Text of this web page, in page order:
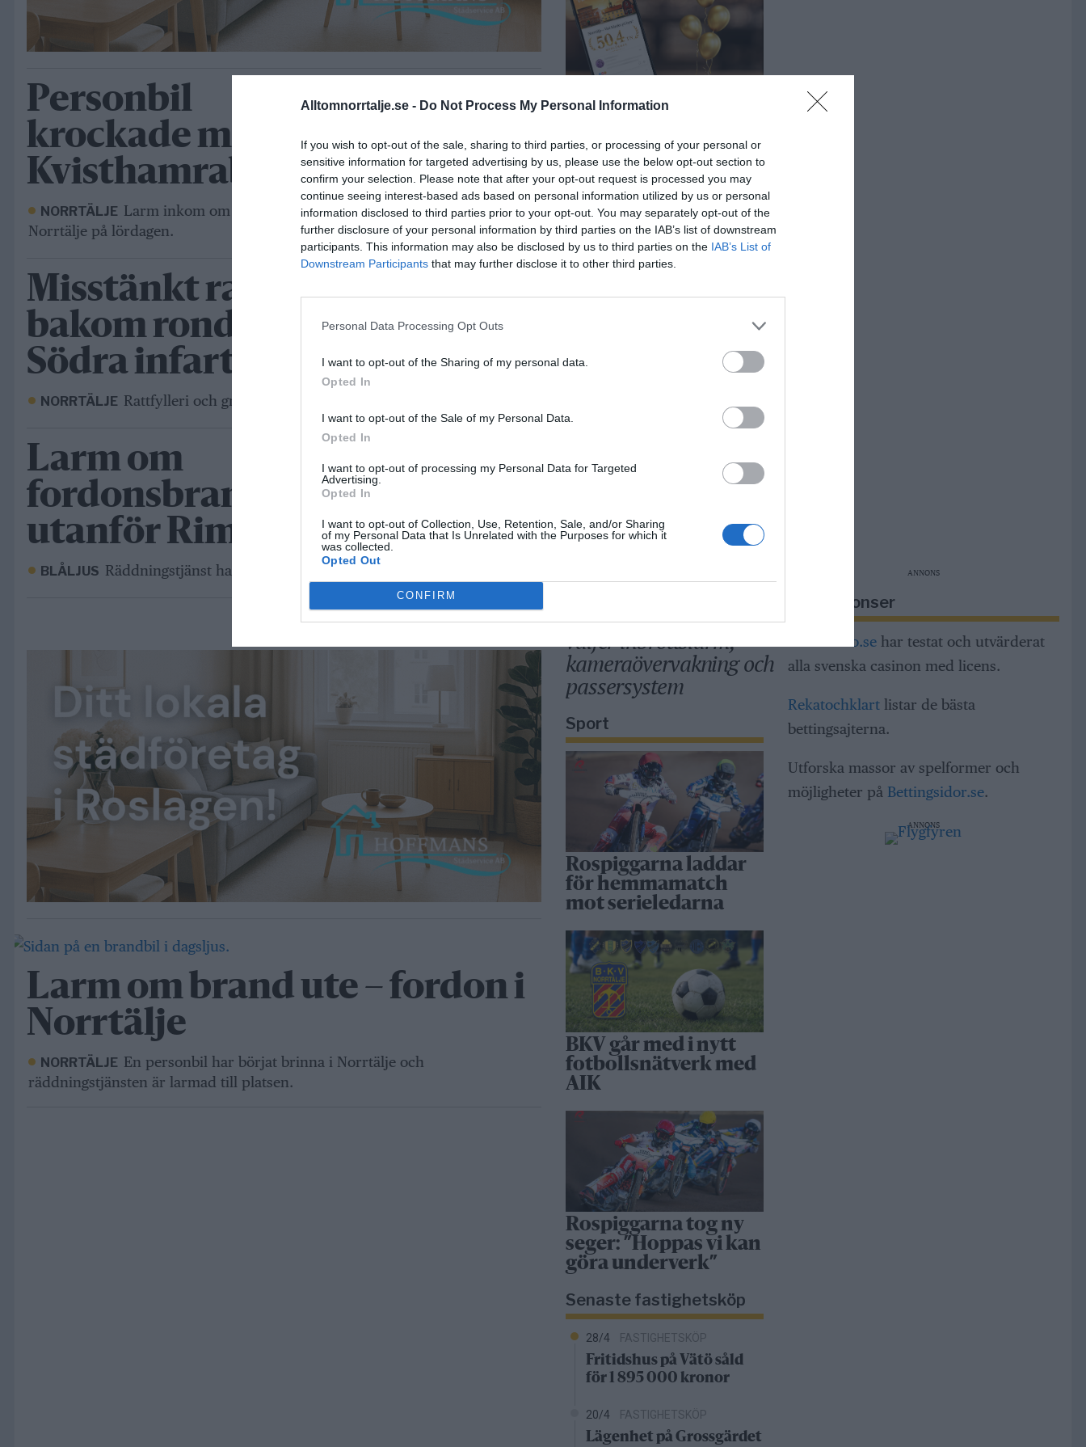
Alltomnorrtalje.se - Do Not Process My Personal Information
If you wish to opt-out of the sale, sharing to third parties, or processing of your personal or
sensitive information for targeted advertising by us, please use the below opt-out section to
confirm your selection. Please note that after your opt-out request is processed you may
continue seeing interest-based ads based on personal information utilized by us or personal
information disclosed to third parties prior to your opt-out. You may separately opt-out of the
further disclosure of your personal information by third parties on the IAB’s list of downstream
participants. This information may also be disclosed by us to third parties on the IAB’s List of
Downstream Participants that may further disclose it to other third parties.
Personal Data Processing Opt Outs
I want to opt-out of the Sharing of my personal data.
Opted In
I want to opt-out of the Sale of my Personal Data.
Opted In
I want to opt-out of processing my Personal Data for Targeted
Advertising.
Opted In
I want to opt-out of Collection, Use, Retention, Sale, and/or Sharing
of my Personal Data that Is Unrelated with the Purposes for which it
was collected.
Opted Out
CONFIRM
Personbil
krockade med älg vid
Kvisthamrabacken
NORRTÄLJE Larm inkom om en singelolycka på Carl Bondes väg i
Norrtälje på lördagen.
Misstänkt rattfylla
bakom rondellkraschen vid
Södra infarten
NORRTÄLJE Rattfylleri och grov vårdslöshet i trafik
Larm om
fordonsbrand
utanför Rimbo
BLÅLJUS Räddningstjänst har kallats till platsen
Larm om brand ute – fordon i
Norrtälje
NORRTÄLJE En personbil har börjat brinna i Norrtälje och
räddningstjänsten är larmad till platsen.
passerar 50 000
Näringsliv
Bino Drummond gör
comeback – tar plats
Norrtälje – allt fler
väljer inbrottslarm,
kameraövervakning och
passersystem
Sport
Rospiggarna laddar
för hemmamatch
mot serieledarna
BKV går med i nytt
fotbollsnätverk med
AIK
Rospiggarna tog ny
seger: ”Hoppas vi kan
göra underverk”
Senaste fastighetsköp
28/4 FASTIGHETSKÖP
Fritidshus på Vätö såld
för 1 895 000 kronor
20/4 FASTIGHETSKÖP
Lägenhet på Grossgärdet
ANNONS
Riksannonser
Casinorino.sehar testat och utvärderat
alla svenska casinon med licens.
Rekatochklartlistar de bästa
bettingsajterna.
Utforska massor av spelformer och
möjligheter på Bettingsidor.se.
ANNONS